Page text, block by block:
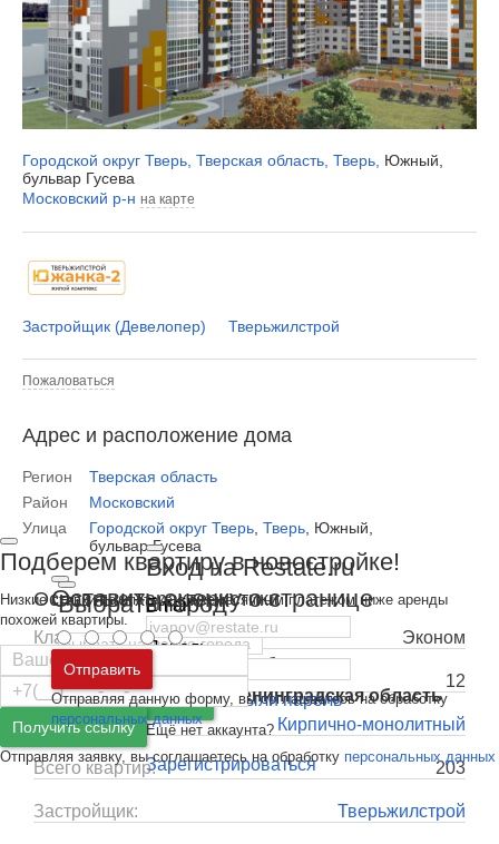
Выбрать город
Москва и
Московская область
Санкт-Петербург иЛенинградская область
Вход на Restate.ru
Email
Пароль
Войти Забыли пароль
Ещё нет аккаунта?
Зарегистрироваться
Городской округ Тверь Тверская область Тверь Южный,
бульвар Гусева
Московский р-н на карте
Застройщик (Девелопер) Тверьжилстрой
Пожаловаться
Адрес и расположение дома
Регион
Тверская область
Район
Московский
Улица
Городской округ Тверь Тверь Южный,
бульвар Гусева
Основные характеристики
Класс: Эконом
Этажей: 12
Тип дома: Кирпично-монолитный
Всего квартир: 203
Застройщик: Тверьжилстрой
Подберем квартиру в новостройке!
Низкие ставки по ипотеке с ежемесячным платежом ниже аренды
похожей квартиры.
Получить ссылку
Отправляя заявку, вы соглашаетесь на обработку персональных данных
Оставить оценку о странице
Отправить
Отправляя данную форму, вы соглашаетесь на обработку
персональных данных